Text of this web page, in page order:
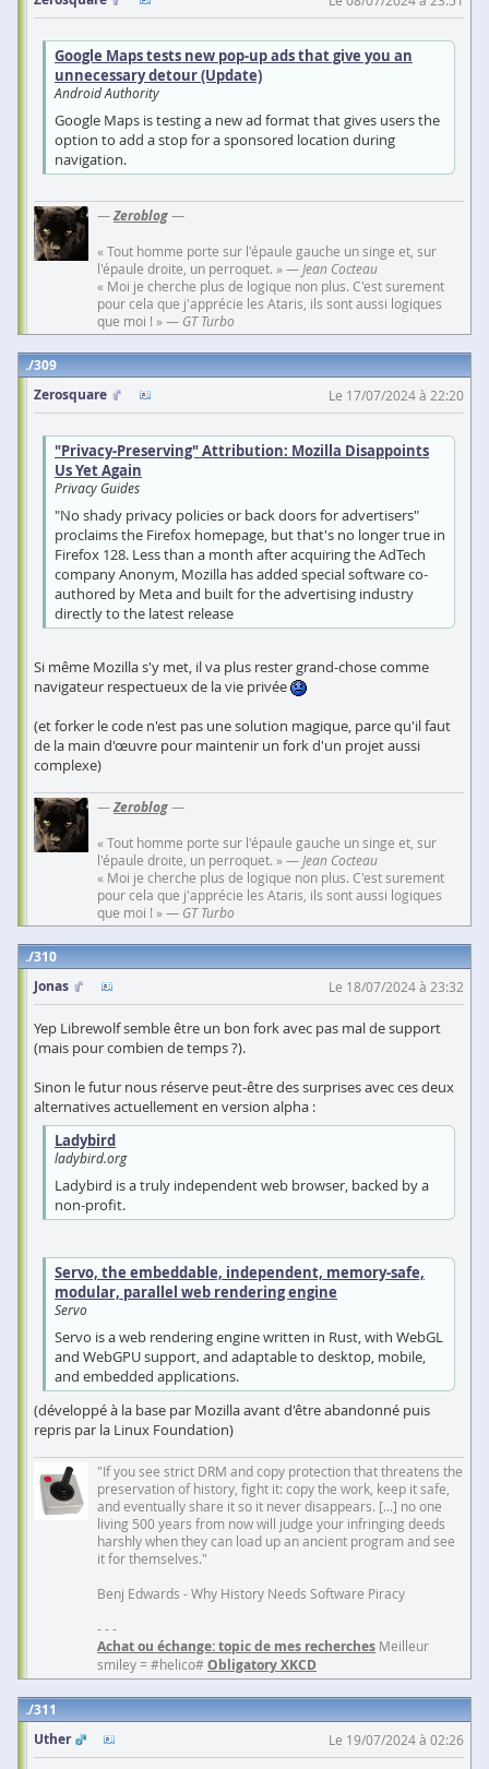
Google Maps tests new pop-up ads that give you an
unnecessary detour (Update)
Android Authority
Google Maps is testing a new ad format that gives users the
option to add a stop for a sponsored location during
navigation.
—Zeroblog—
« Tout homme porte sur l'épaule gauche un singe et, sur
l'épaule droite, un perroquet. » — Jean Cocteau
« Moi je cherche plus de logique non plus. C'est surement
pour cela que j'apprécie les Ataris, ils sont aussi logiques
que moi ! » — GT Turbo
309
Zerosquare
Le 17/07/2024 à 22:20
"Privacy-Preserving" Attribution: Mozilla Disappoints
Us Yet Again
Privacy Guides
"No shady privacy policies or back doors for advertisers"
proclaims the Firefox homepage, but that's no longer true in
Firefox 128. Less than a month after acquiring the AdTech
company Anonym, Mozilla has added special software co-
authored by Meta and built for the advertising industry
directly to the latest release
Si même Mozilla s'y met, il va plus rester grand-chose comme
navigateur respectueux de la vie privée
(et forker le code n'est pas une solution magique, parce qu'il faut
de la main d'œuvre pour maintenir un fork d'un projet aussi
complexe)
—Zeroblog—
« Tout homme porte sur l'épaule gauche un singe et, sur
l'épaule droite, un perroquet. » — Jean Cocteau
« Moi je cherche plus de logique non plus. C'est surement
pour cela que j'apprécie les Ataris, ils sont aussi logiques
que moi ! » — GT Turbo
310
Jonas
Le 18/07/2024 à 23:32
Yep Librewolf semble être un bon fork avec pas mal de support
(mais pour combien de temps ?).
Sinon le futur nous réserve peut-être des surprises avec ces deux
alternatives actuellement en version alpha :
Ladybird
ladybird.org
Ladybird is a truly independent web browser, backed by a
non-profit.
Servo, the embeddable, independent, memory-safe,
modular, parallel web rendering engine
Servo
Servo is a web rendering engine written in Rust, with WebGL
and WebGPU support, and adaptable to desktop, mobile,
and embedded applications.
(développé à la base par Mozilla avant d'être abandonné puis
repris par la Linux Foundation)
"If you see strict DRM and copy protection that threatens the
preservation of history, fight it: copy the work, keep it safe,
and eventually share it so it never disappears. [...] no one
living 500 years from now will judge your infringing deeds
harshly when they can load up an ancient program and see
it for themselves."
Benj Edwards - Why History Needs Software Piracy
- - -
Achat ou échange: topic de mes recherches Meilleur
smiley = #helico#Obligatory XKCD
311
Uther
Le 19/07/2024 à 02:26